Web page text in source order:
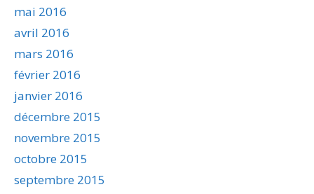
mai 2016
avril 2016
mars 2016
février 2016
janvier 2016
décembre 2015
novembre 2015
octobre 2015
septembre 2015